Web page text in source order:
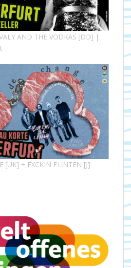
AND THE VODKAS [DD] |
[UK] + FXCKIN FLINTEN [J]